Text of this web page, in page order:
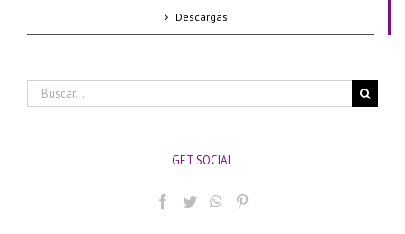
Descargas
Buscar:
GET SOCIAL